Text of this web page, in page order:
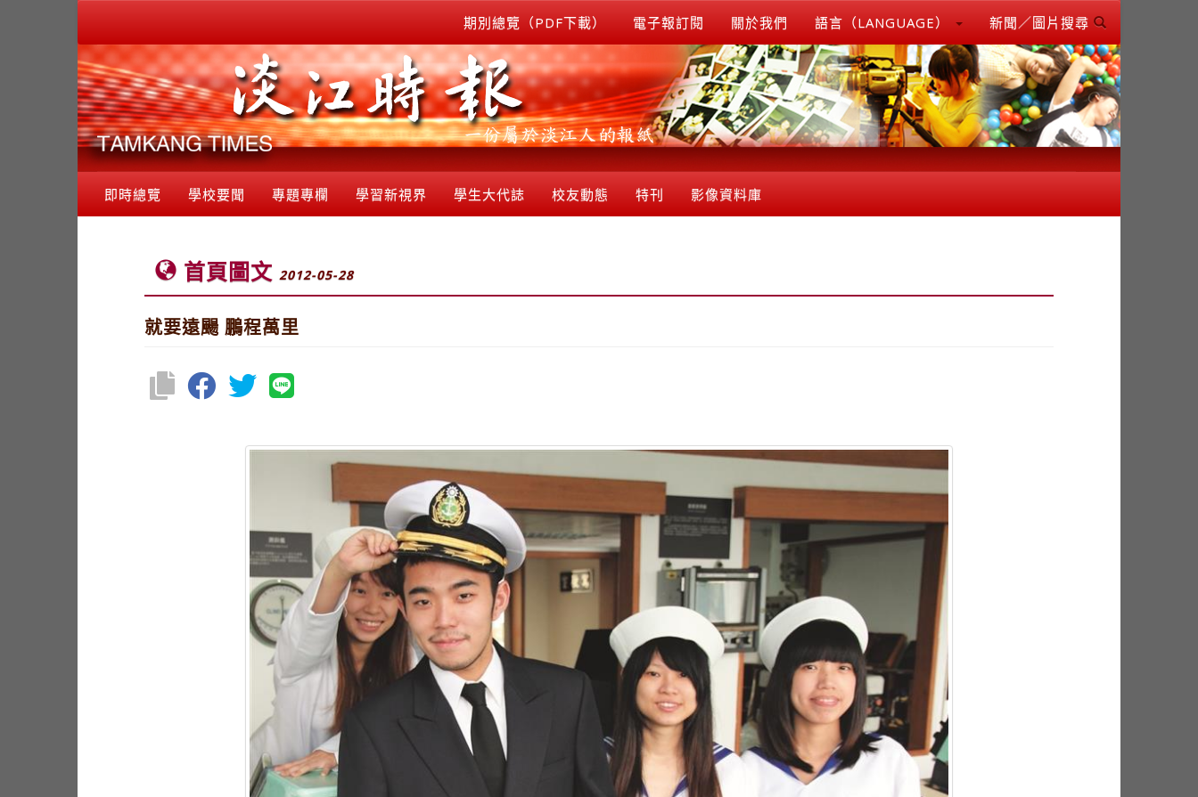
期別總覽（PDF下載） 電子報訂閱 關於我們 語言（LANGUAGE） 新聞／圖片搜尋
即時總覽 學校要聞 專題專欄 學習新視界 學生大代誌 校友動態 特刊 影像資料庫
首頁圖文 2012-05-28
就要遠颺 鵬程萬里